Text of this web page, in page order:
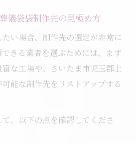
を防ぐための袋袋管理法
ン依頼時に役立つ知識
ザインの基本と選び方
合わせた袋袋デザイン提案
で失敗しない伝え方のコツ
時に注意するデザイン要素
儀袋袋制作先の見極め方
い場合、制作先の選定が非常に
きる業者を選ぶためには、まず
な工場や、さいたま市児玉郡上
能な制作先をリストアップする
、以下の点を確認してくださ